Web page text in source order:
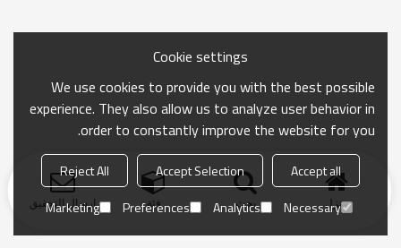
منزل بحث فئة ارسال التحقيق
Cookie settings
We use cookies to provide you with the best possible
experience. They also allow us to analyze user behavior in
order to constantly improve the website for you.
Accept all
Accept Selection
Reject All
Necessary
Analytics
Preferences
Marketing